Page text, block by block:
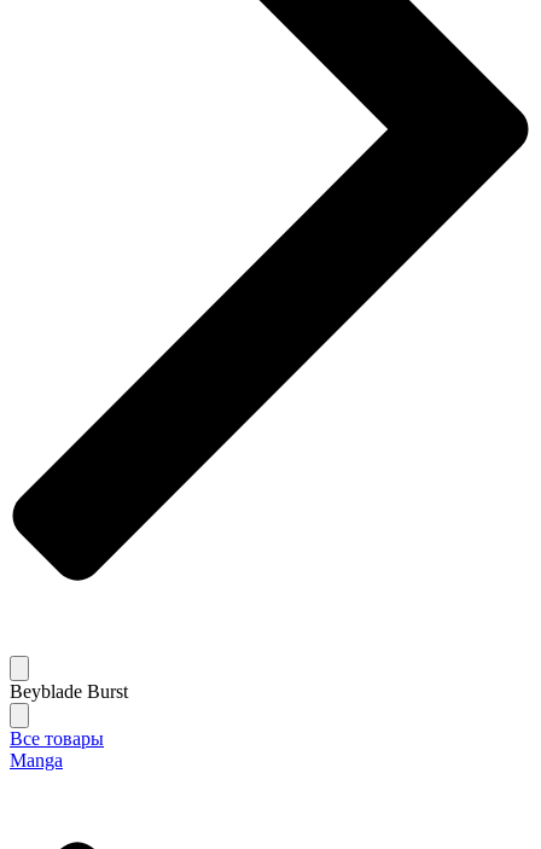
Beyblade Burst
Все товары
Manga